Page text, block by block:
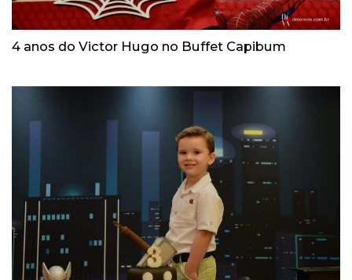
4 anos do Victor Hugo no Buffet Capibum